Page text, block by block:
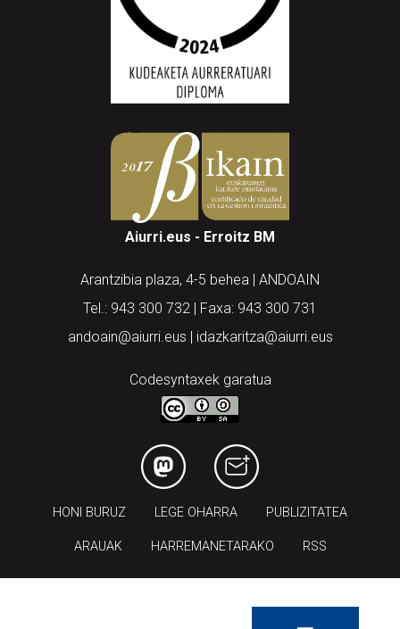
Aiurri.eus - Erroitz BM
Arantzibia plaza, 4-5 behea | ANDOAIN
Tel.: 943 300 732 | Faxa: 943 300 731
andoain@aiurri.eus | idazkaritza@aiurri.eus
Codesyntaxek garatua
HONI BURUZ LEGE OHARRA PUBLIZITATEA
ARAUAK HARREMANETARAKO RSS